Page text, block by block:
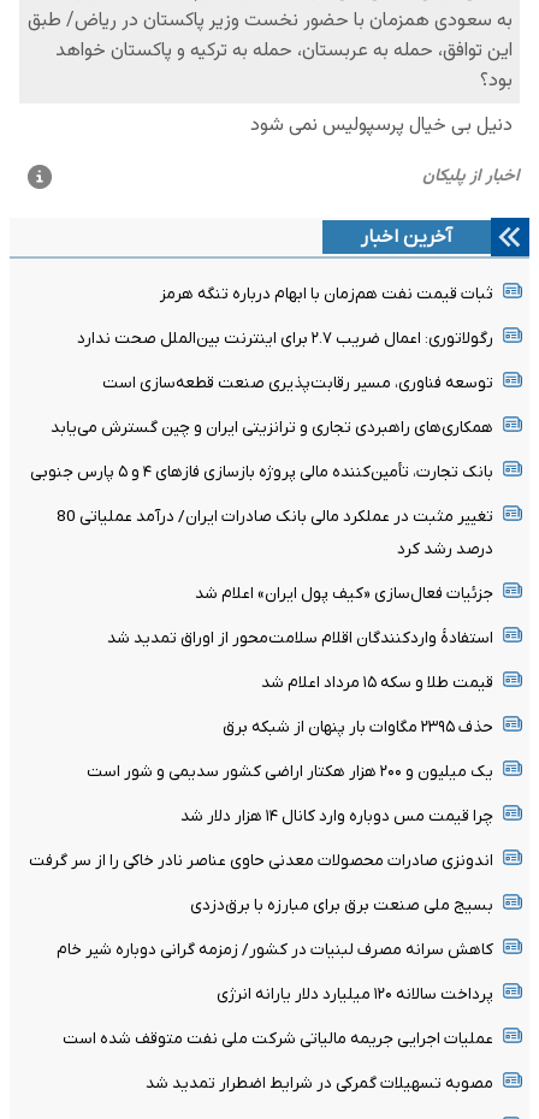
آخرین اخبار
ثبات قیمت نفت هم‌زمان با ابهام درباره تنگه هرمز
رگولاتوری: اعمال ضریب ۲.۷ برای اینترنت بین‌الملل صحت ندارد
توسعه فناوری، مسیر رقابت‌پذیری صنعت قطعه‌سازی است
همکاری‌های راهبردی تجاری و ترانزیتی ایران و چین گسترش می‌یابد
بانک تجارت، تأمین‌کننده مالی پروژه بازسازی فازهای ۴ و ۵ پارس جنوبی
تغییر مثبت در عملکرد مالی بانک صادرات ایران/ درآمد عملیاتی 80
درصد رشد کرد
جزئیات فعال‌سازی «کیف پول ایران» اعلام شد
استفادۀ واردکنندگان اقلام سلامت‌محور از اوراق تمدید شد
قیمت طلا و سکه ۱۵ مرداد اعلام شد
حذف ۲۳۹۵ مگاوات بار پنهان از شبکه برق
یک میلیون و ۲۰۰ هزار هکتار اراضی کشور سدیمی و شور است
چرا قیمت مس دوباره وارد کانال ۱۴ هزار دلار شد
اندونزی صادرات محصولات معدنی حاوی عناصر نادر خاکی را از سر گرفت
بسیج ملی صنعت برق برای مبارزه با برق‌دزدی
کاهش سرانه مصرف لبنیات در کشور/ زمزمه گرانی دوباره شیر خام
پرداخت سالانه ۱۲۰ میلیارد دلار یارانه انرژی
عملیات اجرایی جریمه مالیاتی شرکت ملی نفت متوقف شده است
مصوبه تسهیلات گمرکی در شرایط اضطرار تمدید شد